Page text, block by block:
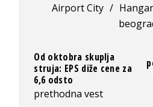
Airport City /
Od oktobra skuplja
struja: EPS diže cene za
6,6 odsto
prethodna vest